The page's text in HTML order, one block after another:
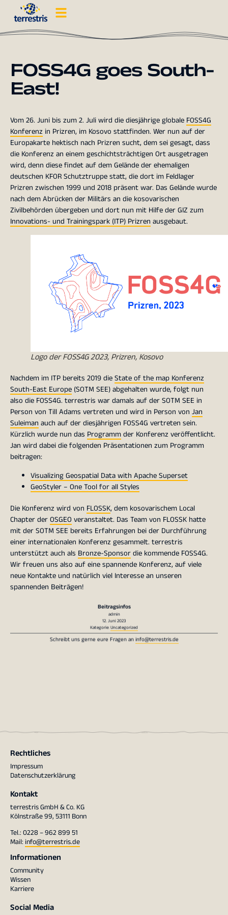
FOSS4G goes South-
East!
Vom 26. Juni bis zum 2. Juli wird die diesjährige globale FOSS4G
Konferenz in Prizren, im Kosovo stattfinden. Wer nun auf der
Europakarte hektisch nach Prizren sucht, dem sei gesagt, dass
die Konferenz an einem geschichtsträchtigen Ort ausgetragen
wird, denn diese findet auf dem Gelände der ehemaligen
deutschen KFOR Schutztruppe statt, die dort im Feldlager
Prizren zwischen 1999 und 2018 präsent war. Das Gelände wurde
nach dem Abrücken der Militärs an die kosovarischen
Zivilbehörden übergeben und dort nun mit Hilfe der GIZ zum
Innovations- und Trainingspark (ITP) Prizren ausgebaut.
Logo der FOSS4G 2023, Prizren, Kosovo
Nachdem im ITP bereits 2019 dieState of the map Konferenz
South-East Europe (SOTM SEE) abgehalten wurde, folgt nun
also die FOSS4G. terrestris war damals auf der SOTM SEE in
Person von Till Adams vertreten und wird in Person von Jan
Suleiman auch auf der diesjährigen FOSS4G vertreten sein.
Kürzlich wurde nun das Programmder Konferenz veröffentlicht.
Jan wird dabei die folgenden Präsentationen zum Programm
beitragen:
Visualizing Geospatial Data with Apache Superset
GeoStyler – One Tool for all Styles
Die Konferenz wird von FLOSSK, dem kosovarischem Local
Chapter derOSGEO veranstaltet. Das Team von FLOSSK hatte
mit der SOTM SEE bereits Erfahrungen bei der Durchführung
einer internationalen Konferenz gesammelt. terrestris
unterstützt auch als Bronze-Sponsordie kommende FOSS4G.
Wir freuen uns also auf eine spannende Konferenz, auf viele
neue Kontakte und natürlich viel Interesse an unseren
spannenden Beiträgen!
Beitragsinfos
admin
12. Juni 2023
Kategorie:Uncategorized
Schreibt uns gerne eure Fragen aninfo@terrestris.de
Rechtliches
Impressum
Datenschutzerklärung
Kontakt
terrestris GmbH & Co. KG
Kölnstraße 99, 53111 Bonn
Tel.: 0228 – 962 899 51
Mail: info@terrestris.de
Informationen
Community
Wissen
Karriere
Social Media